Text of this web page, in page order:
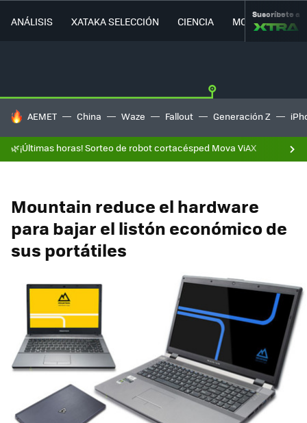
ANÁLISIS XATAKA SELECCIÓN CIENCIA MOVILIDAD
Suscríbete a
HOY SE HABLA DE
AEMET China Waze Fallout Generación Z
🌿¡Últimas horas! Sorteo de robot cortacésped Mova ViAX
Mountain reduce el hardware
para bajar el listón económico de
sus portátiles